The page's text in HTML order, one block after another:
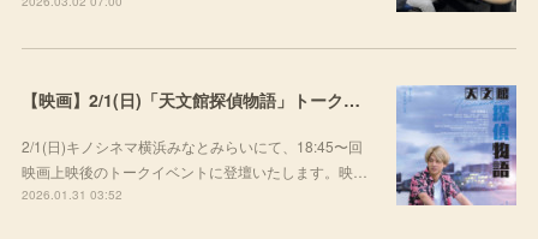
【映画】2/1(日)「天文館探偵物語」トークイベント出演
2/1(日)キノシネマ横浜みなとみらいにて、18:45〜回
映画上映後のトークイベントに登壇いたします。映…
2026.01.31 03:52